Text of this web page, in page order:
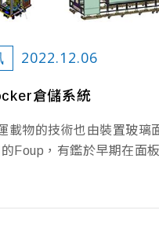
2022.12.06
倉儲系統
載物的技術也由裝置玻璃
Foup，有鑑於早期在面